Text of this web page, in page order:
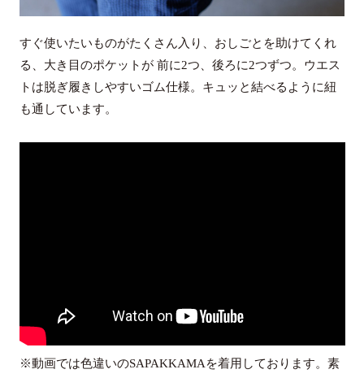
すぐ使いたいものがたくさん入り、おしごとを助けてくれ
る、大き目のポケットが 前に2つ、後ろに2つずつ。ウエス
トは脱ぎ履きしやすいゴム仕様。キュッと結べるように紐
も通しています。
※動画では色違いのSAPAKKAMAを着用しております。素